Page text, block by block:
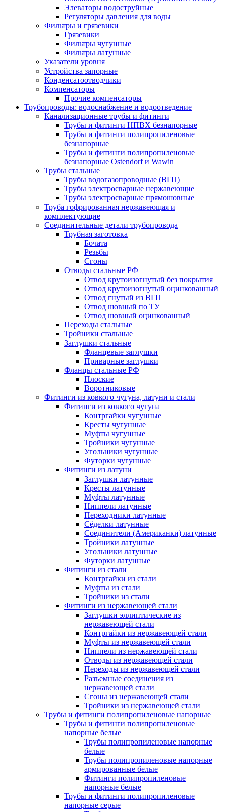
Элеваторы водоструйные
Регуляторы давления для воды
Фильтры и грязевики
Грязевики
Фильтры чугунные
Фильтры латунные
Указатели уровня
Устройства запорные
Конденсатоотводчики
Компенсаторы
Прочие компенсаторы
Трубопроводы: водоснабжение и водоотведение
Канализационные трубы и фитинги
Трубы и фитинги НПВХ безнапорные
Трубы и фитинги полипропиленовые
безнапорные
Трубы и фитинги полипропиленовые
безнапорные Ostendorf и Wawin
Трубы стальные
Трубы водогазопроводные (ВГП)
Трубы электросварные нержавеющие
Трубы электросварные прямошовные
Труба гофрированная нержавеющая и
комплектующие
Соединительные детали трубопровода
Трубная заготовка
Бочата
Резьбы
Сгоны
Отводы стальные РФ
Отвод крутоизогнутый без покрытия
Отвод крутоизогнутый оцинкованный
Отвод гнутый из ВГП
Отвод шовный по ТУ
Отвод шовный оцинкованный
Переходы стальные
Тройники стальные
Заглушки стальные
Фланцевые заглушки
Приварные заглушки
Фланцы стальные РФ
Плоские
Воротниковые
Фитинги из ковкого чугуна, латуни и стали
Фитинги из ковкого чугуна
Контргайки чугунные
Кресты чугунные
Муфты чугунные
Тройники чугунные
Угольники чугунные
Футорки чугунные
Фитинги из латуни
Заглушки латунные
Кресты латунные
Муфты латунные
Ниппели латунные
Переходники латунные
Сёделки латунные
Соединители (Американки) латунные
Тройники латунные
Угольники латунные
Футорки латунные
Фитинги из стали
Контргайки из стали
Муфты из стали
Тройники из стали
Фитинги из нержавеющей стали
Заглушки эллиптические из
нержавеющей стали
Контргайки из нержавеющей стали
Муфты из нержавеющей стали
Ниппели из нержавеющей стали
Отводы из нержавеющей стали
Переходы из нержавеющей стали
Разъемные соединения из
нержавеющей стали
Сгоны из нержавеющей стали
Тройники из нержавеющей стали
Трубы и фитинги полипропиленовые напорные
Трубы и фитинги полипропиленовые
напорные белые
Трубы полипропиленовые напорные
белые
Трубы полипропиленовые напорные
армированные белые
Фитинги полипропиленовые
напорные белые
Трубы и фитинги полипропиленовые
напорные серые